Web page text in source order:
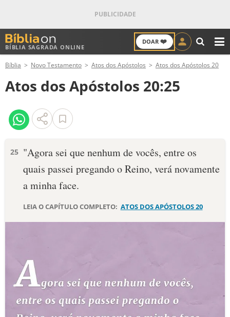
BÍBLIA SAGRADA ONLINE
DOAR ❤️
ANTIGO TESTAMENTO
NOVO TESTAMENTO
VERSÍCULOS
PALAVRA DO DIA
DEVOCIONAL DIÁRIO
ESTUDOS BÍBLICOS
ESBOÇOS DE PREGAÇÃO
Bíblia Novo Testamento Atos dos Apóstolos Atos dos Apóstolos 20
Atos dos Apóstolos 20:25
25 "Agora sei que nenhum de vocês, entre os
quais passei pregando o Reino, verá novamente
a minha face.
LEIA O CAPÍTULO COMPLETO: ATOS DOS APÓSTOLOS 20